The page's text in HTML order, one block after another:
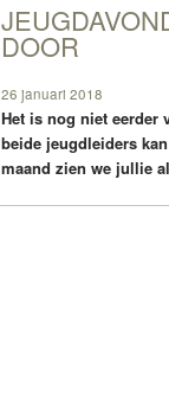
DOOR
26 januari 2018
Het is nog niet eerder
beide jeugdleiders
maand zien we jullie